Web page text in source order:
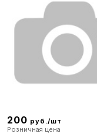
200 руб./шт
Розничная цена